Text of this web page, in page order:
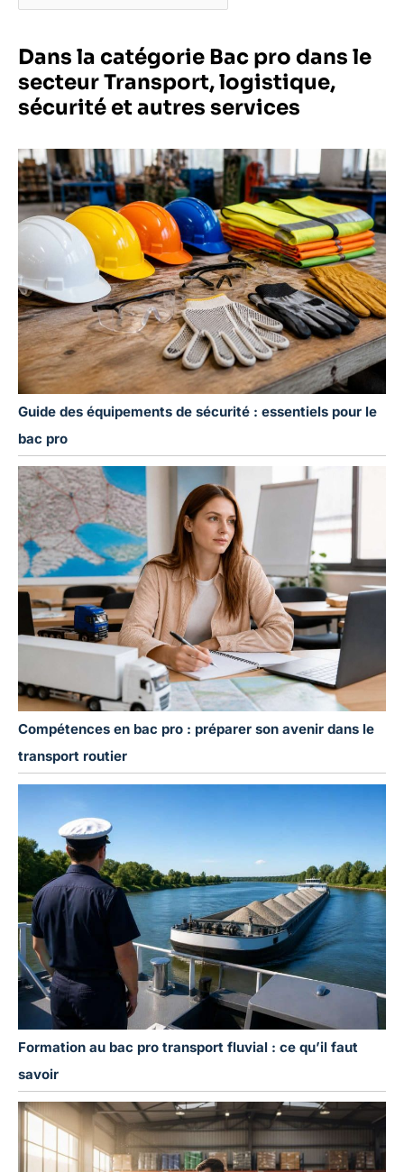
Dans la catégorie Bac pro dans le
secteur Transport, logistique,
sécurité et autres services
Guide des équipements de sécurité : essentiels pour le
bac pro
Compétences en bac pro : préparer son avenir dans le
transport routier
Formation au bac pro transport fluvial : ce qu’il faut
savoir